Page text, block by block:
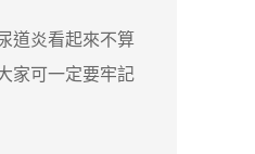
道炎看起來不算
家可一定要牢記